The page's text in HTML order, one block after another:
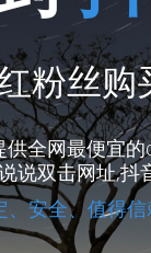
粉丝
全网最便宜
说双击网址,抖
、安全、值得信